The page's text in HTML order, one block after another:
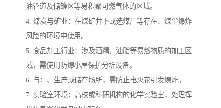
油管道及储罐区等易积聚可燃气体的区域。
4. 煤炭与矿业：在煤矿井下或选煤厂等存在、煤尘爆炸
风险的环境中使用。
5. 食品加工行业：涉及酒精、油脂等易燃物质的加工区
域，需使用防爆小屋保护分析设备。
6. 与：、生产或储存场所，需防止电火花引发爆炸。
7. 实验室环境：高校或科研机构的化学实验室，处理挥